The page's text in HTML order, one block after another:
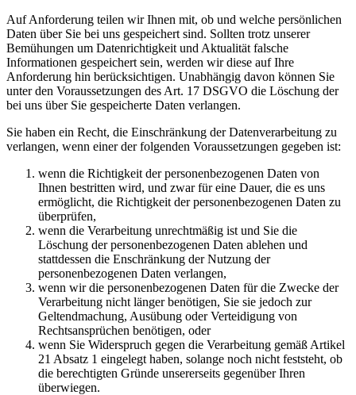
Auf Anforderung teilen wir Ihnen mit, ob und welche persönlichen
Daten über Sie bei uns gespeichert sind. Sollten trotz unserer
Bemühungen um Datenrichtigkeit und Aktualität falsche
Informationen gespeichert sein, werden wir diese auf Ihre
Anforderung hin berücksichtigen. Unabhängig davon können Sie
unter den Voraussetzungen des Art. 17 DSGVO die Löschung der
bei uns über Sie gespeicherte Daten verlangen.
Sie haben ein Recht, die Einschränkung der Datenverarbeitung zu
verlangen, wenn einer der folgenden Voraussetzungen gegeben ist:
wenn die Richtigkeit der personenbezogenen Daten von
Ihnen bestritten wird, und zwar für eine Dauer, die es uns
ermöglicht, die Richtigkeit der personenbezogenen Daten zu
überprüfen,
wenn die Verarbeitung unrechtmäßig ist und Sie die
Löschung der personenbezogenen Daten ablehen und
stattdessen die Enschränkung der Nutzung der
personenbezogenen Daten verlangen,
wenn wir die personenbezogenen Daten für die Zwecke der
Verarbeitung nicht länger benötigen, Sie sie jedoch zur
Geltendmachung, Ausübung oder Verteidigung von
Rechtsansprüchen benötigen, oder
wenn Sie Widerspruch gegen die Verarbeitung gemäß Artikel
21 Absatz 1 eingelegt haben, solange noch nicht feststeht, ob
die berechtigten Gründe unsererseits gegenüber Ihren
überwiegen.